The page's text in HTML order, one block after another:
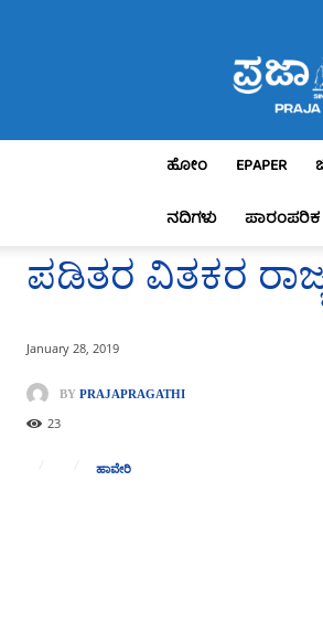
ಹೋಂ EPAPER
ನದಿಗಳು
ಪಾರಂಪರಿಕ
ಪಡಿತರ ವಿತಕರ
January 28, 2019
BY PRAJAPRAGATHI
23
ಹಾವೇರಿ